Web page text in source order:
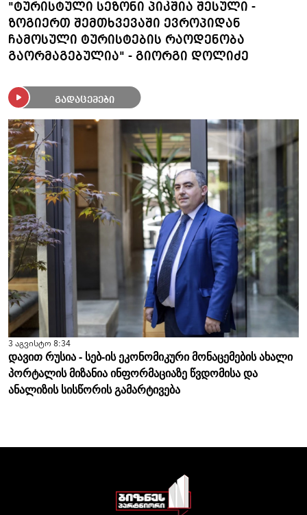
"ტურისტული სეზონი პიკშია შესული -
ზოგიერთ შემთხვევაში ევროპიდან
ჩამოსული ტურისტების რაოდენობა
გაორმაგებულია" - გიორგი დოლიძე
გადაცემები
3 აგვისტო 8:34
დავით რუსია - სებ-ის ეკონომიკური მონაცემების ახალი
პორტალის მიზანია ინფორმაციაზე წვდომისა და
ანალიზის სისწორის გამარტივება